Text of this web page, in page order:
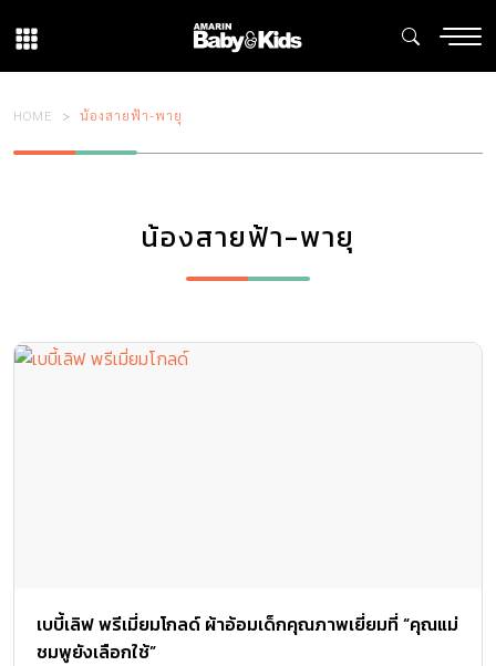
HOME น้องสายฟ้า-พายุ
น้องสายฟ้า-พายุ
เบบี้เลิฟ พรีเมี่ยมโกลด์ ผ้าอ้อมเด็กคุณภาพเยี่ยมที่ “คุณแม่
ชมพูยังเลือกใช้”